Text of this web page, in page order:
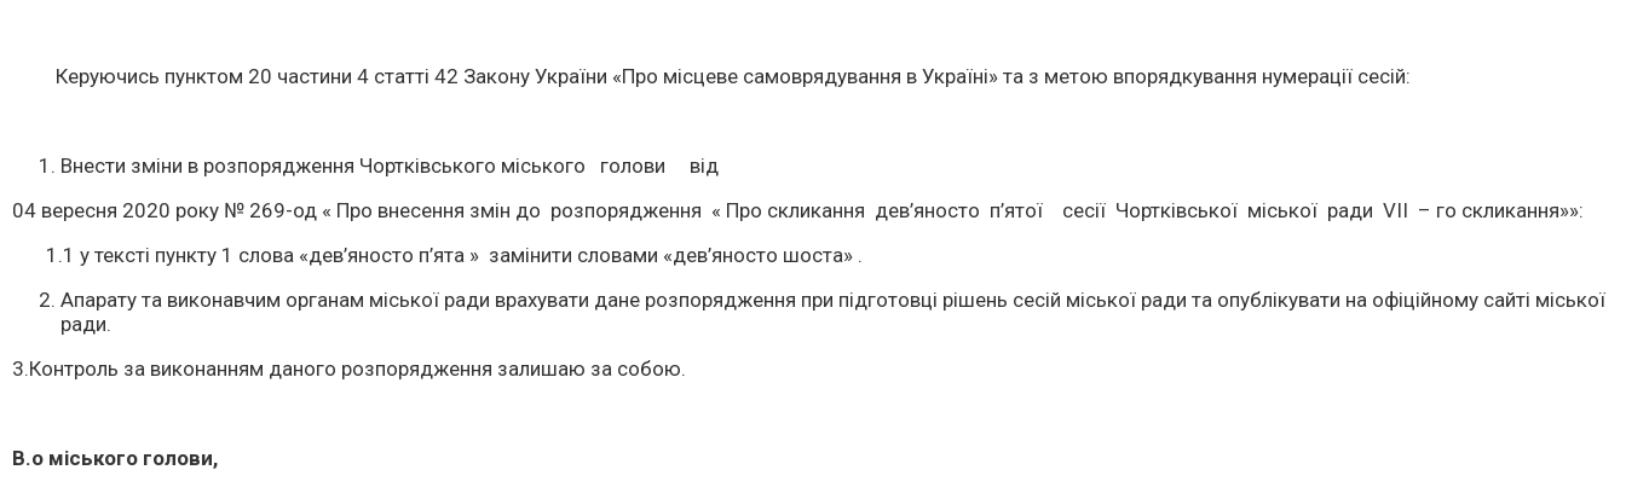
Керуючись пунктом 20 частини 4 статті 42 Закону України «Про місцеве самоврядування в Україні» та з метою впорядкування нумерації сесій:
Внести зміни в розпорядження Чортківського міського голови від
04 вересня 2020 року № 269-од « Про внесення змін до розпорядження « Про скликання дев’яносто п’ятої сесії Чортківської міської ради VІІ – го скликання»»:
1.1 у тексті пункту 1 слова «дев’яносто п’ята » замінити словами «дев’яносто шоста» .
Апарату та виконавчим органам міської ради врахувати дане розпорядження при підготовці рішень сесій міської ради та опублікувати на офіційному сайті міської
ради.
3.Контроль за виконанням даного розпорядження залишаю за собою.
В.о міського голови,